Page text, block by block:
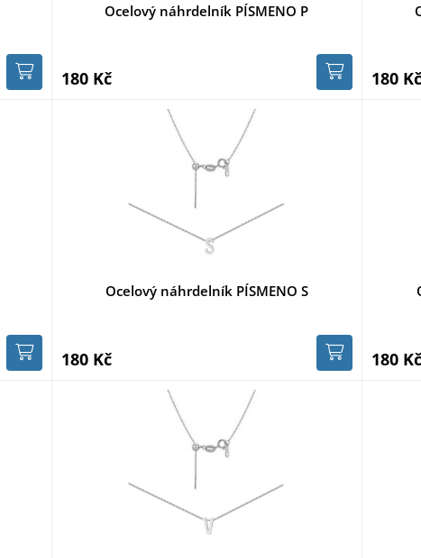
Ocelový náhrdelník PÍSMENO P
180 Kč 180 Kč
Ocelový náhrdelník PÍSMENO S
180 Kč 180 Kč